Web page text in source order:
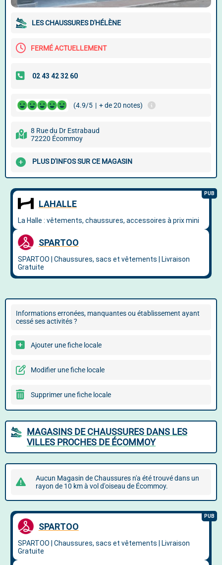
LES CHAUSSURES D'HÉLÈNE
FERMÉ ACTUELLEMENT
(4.9/5 | + de 20 notes)
8 Rue du Dr Estrabaud
72220 Écommoy
PLUS D'INFOS SUR CE MAGASIN
Informations erronées, manquantes ou établissement ayant
cessé ses activités ?
Ajouter une fiche locale
Modifier une fiche locale
Supprimer une fiche locale
MAGASINS DE CHAUSSURES DANS LES
VILLES PROCHES DE ÉCOMMOY
Aucun Magasin de Chaussures n'a été trouvé dans un
rayon de 10 km à vol d'oiseau de Écommoy.